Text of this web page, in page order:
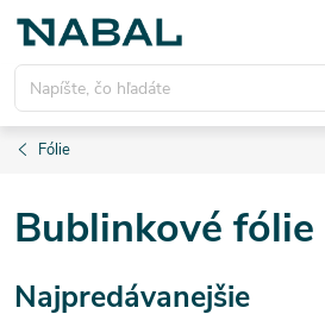
Prejsť
obsah
Fólie
Bublinkové fólie
Najpredávanejšie